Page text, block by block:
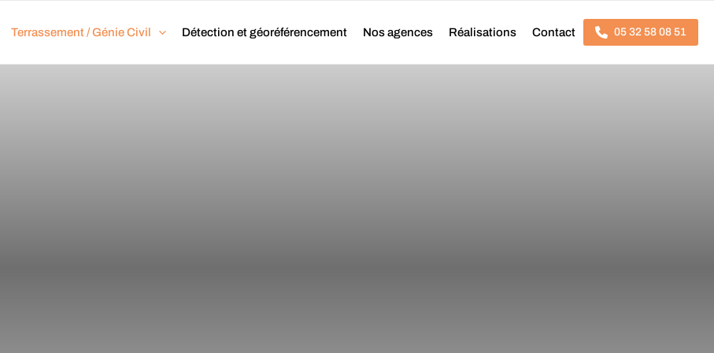
Terrassement / Génie Civil Détection et géoréférencement Nos agences Réalisations Contact 05 32 58 08 51